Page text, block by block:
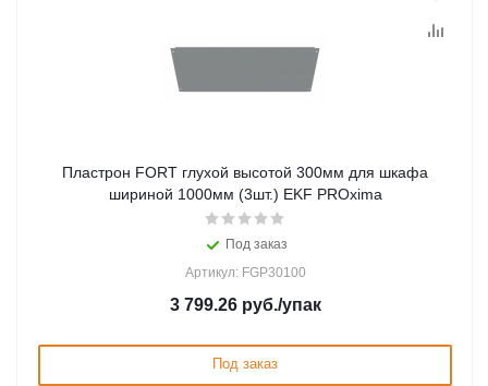
Пластрон FORT глухой высотой 300мм для шкафа
шириной 1000мм (3шт.) EKF PROxima
Под заказ
Артикул: FGP30100
3 799.26руб./упак
Под заказ